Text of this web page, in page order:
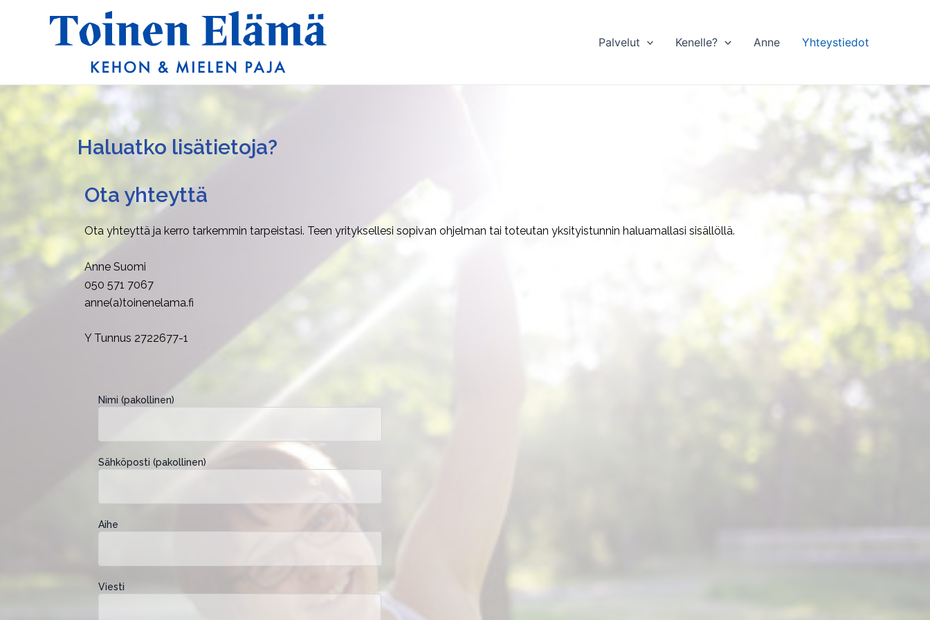
Palvelut
Kenelle? Anne Yhteystiedot
Haluatko lisätietoja?
Ota yhteyttä
Ota yhteyttä ja kerro tarkemmin tarpeistasi. Teen yrityksellesi sopivan ohjelman tai toteutan yksityistunnin haluamallasi sisällöllä.
Anne Suomi
050 571 7067
anne(a)toinenelama.fi
Y Tunnus 2722677-1
Nimi (pakollinen)
Sähköposti (pakollinen)
Aihe
Viesti